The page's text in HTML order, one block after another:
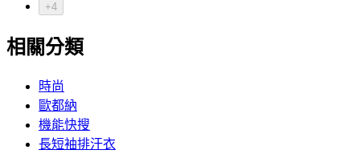
+4
相關分類
時尚
歐都納
機能快搜
長短袖排汗衣